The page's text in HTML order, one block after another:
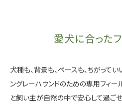
愛犬に合った
犬種も、背景も、ペースも、ちがってい
ングレーハウンドのための専用フィー
と飼い主が自然の中で安心して過ごせ